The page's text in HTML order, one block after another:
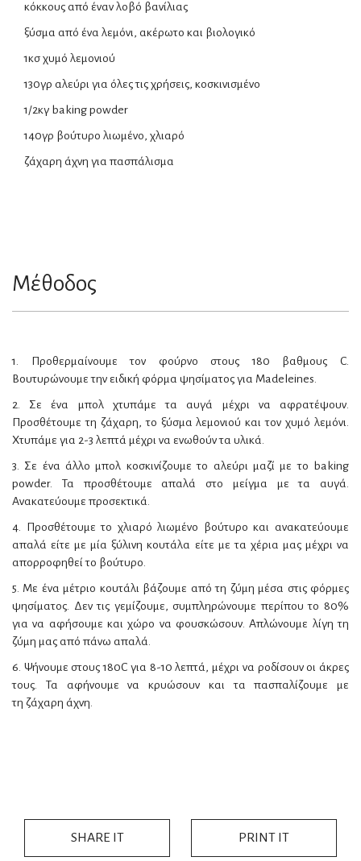
κόκκους από έναν λοβό βανίλιας
ξύσμα από ένα λεμόνι, ακέρωτο και βιολογικό
1κσ χυμό λεμονιού
130γρ αλεύρι για όλες τις χρήσεις, κοσκινισμένο
1/2κγ baking powder
140γρ βούτυρο λιωμένο, χλιαρό
ζάχαρη άχνη για πασπάλισμα
Μέθοδος
1. Προθερμαίνουμε τον φούρνο στους 180 βαθμους C.
Boυτυρώνουμε την ειδική φόρμα ψησίματος για Madeleines.
2. Σε ένα μπολ χτυπάμε τα αυγά μέχρι να αφρατέψουν.
Προσθέτουμε τη ζάχαρη, το ξύσμα λεμονιού και τον χυμό λεμόνι.
Χτυπάμε για 2-3 λεπτά μέχρι να ενωθούν τα υλικά.
3. Σε ένα άλλο μπολ κοσκινίζουμε το αλεύρι μαζί με το baking
powder. Τα προσθέτουμε απαλά στο μείγμα με τα αυγά.
Ανακατεύουμε προσεκτικά.
4. Προσθέτουμε το χλιαρό λιωμένο βούτυρο και ανακατεύουμε
απαλά είτε με μία ξύλινη κουτάλα είτε με τα χέρια μας μέχρι να
απορροφηθεί το βούτυρο.
5. Με ένα μέτριο κουτάλι βάζουμε από τη ζύμη μέσα στις φόρμες
ψησίματος. Δεν τις γεμίζουμε, συμπληρώνουμε περίπου το 80%
για να αφήσουμε και χώρο να φουσκώσουν. Απλώνουμε λίγη τη
ζύμη μας από πάνω απαλά.
6. Ψήνουμε στους 180C για 8-10 λεπτά, μέχρι να ροδίσουν οι άκρες
τους. Τα αφήνουμε να κρυώσουν και τα πασπαλίζουμε με
τη ζάχαρη άχνη.
SHARE IT PRINT IT